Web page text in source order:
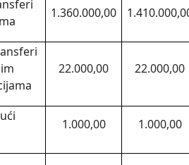
1.360.000,00
22.000,00 22.000,00
1.000,00 1.000,00